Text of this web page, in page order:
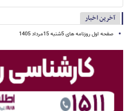
آخرین اخبار
صفحه اول روزنامه های 5شنبه 15مرداد 1405